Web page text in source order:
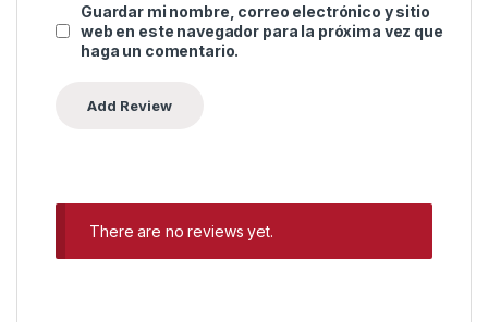
Guardar mi nombre, correo electrónico y sitio
web en este navegador para la próxima vez que
haga un comentario.
There are no reviews yet.